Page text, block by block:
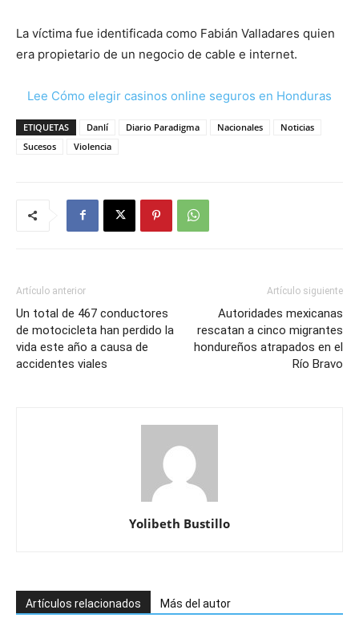
La víctima fue identificada como Fabián Valladares quien
era propietario de un negocio de cable e internet.
Lee Cómo elegir casinos online seguros en Honduras
ETIQUETAS Danlí Diario Paradigma Nacionales
Noticias
Sucesos
Violencia
Artículo anterior
Un total de 467 conductores
de motocicleta han perdido la
vida este año a causa de
accidentes viales
Artículo siguiente
Autoridades mexicanas
rescatan a cinco migrantes
hondureños atrapados en el
Río Bravo
Yolibeth Bustillo
Artículos relacionados Más del autor